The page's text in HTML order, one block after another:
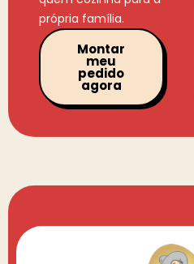
própria família.
Montar
meu
pedido
agora